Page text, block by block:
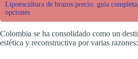
Lipoescultura de brazos precio: guía
opciones
Colombia se ha consolidado como un
estética y reconstructiva por varias razones: